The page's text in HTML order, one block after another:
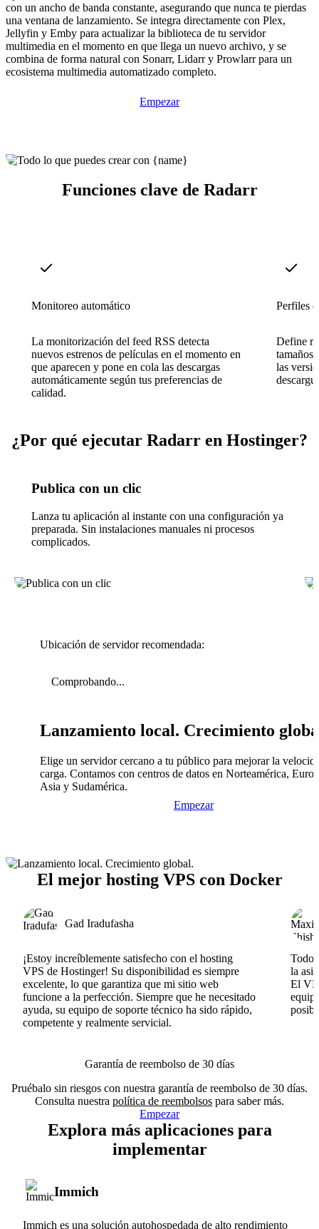
con un ancho de banda constante, asegurando que nunca te pierdas
una ventana de lanzamiento. Se integra directamente con Plex,
Jellyfin y Emby para actualizar la biblioteca de tu servidor
multimedia en el momento en que llega un nuevo archivo, y se
combina de forma natural con Sonarr, Lidarr y Prowlarr para un
ecosistema multimedia automatizado completo.
Empezar
Funciones clave de Radarr
Monitoreo automático
La monitorización del feed RSS detecta
nuevos estrenos de películas en el momento en
que aparecen y pone en cola las descargas
automáticamente según tus preferencias de
calidad.
Perfiles
Define
tamaños
las
¿Por qué ejecutar Radarr en Hostinger?
Publica con un clic
Lanza tu aplicación al instante con una configuración ya
preparada. Sin instalaciones manuales ni procesos
complicados.
Ubicación de servidor recomendada:
Comprobando...
Lanzamiento local. Crecimiento
Elige un servidor cercano a tu público para mejorar la
carga. Contamos con centros de datos en Norteamérica,
Asia y Sudamérica.
Empezar
El mejor hosting VPS con Docker
Gad Iradufasha
¡Estoy increíblemente satisfecho con el hosting
VPS de Hostinger! Su disponibilidad es siempre
excelente, lo que garantiza que mi sitio web
funcione a la perfección. Siempre que he necesitado
ayuda, su equipo de soporte técnico ha sido rápido,
competente y realmente servicial.
Todo
la
El
Garantía de reembolso de 30 días
Pruébalo sin riesgos con nuestra garantía de reembolso de 30 días.
Consulta nuestra política de reembolsos para saber más.
Empezar
Explora más aplicaciones para
implementar
Immich
Immich es una solución autohospedada de alto rendimiento